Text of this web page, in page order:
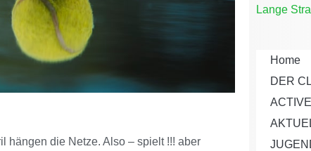
hängen die Netze. Also – spielt !!! aber
Lange
Home
DER